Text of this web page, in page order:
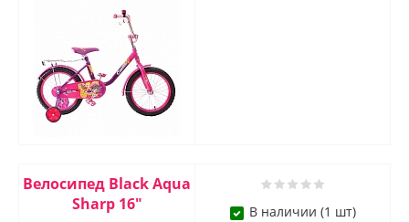
Велосипед Black Aqua
Sharp 16"
В наличии (1 шт)